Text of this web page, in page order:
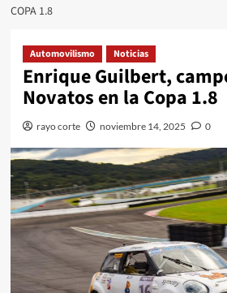
COPA 1.8
Automovilismo Noticias
Enrique Guilbert,
Novatos en la Copa 1.8
rayo corte noviembre 14, 2025 0